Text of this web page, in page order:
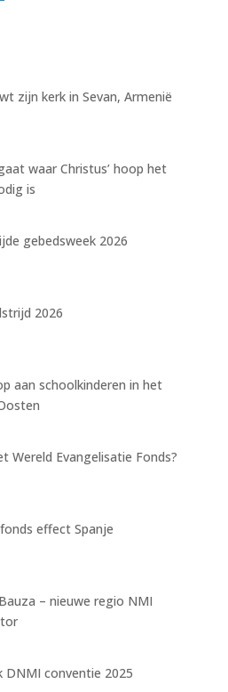
zijn kerk in Sevan, Armenië
waar Christus’ hoop het
is
gebedsweek 2026
2026
aan schoolkinderen in het
Wereld Evangelisatie Fonds?
effect Spanje
– nieuwe regio NMI
DNMI conventie 2025